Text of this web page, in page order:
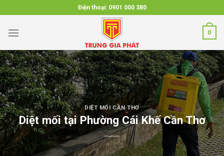
to
content
Điện thoại: 0901 000 380
0
DIỆT MỐI CẦN THƠ
Diệt mối tại Phường Cái Khế Cần Thơ